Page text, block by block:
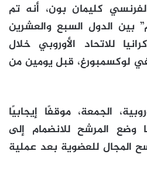
كليمان بون، أنه تم
بين الدول السبع والعشرين
للاتحاد الأوروبي خلال
في لوكسمبورغ، قبل يومين من
الجمعة، موقفًا إيجابيًا
وضع المرشح للانضمام إلى
المجال للعضوية بعد عملية